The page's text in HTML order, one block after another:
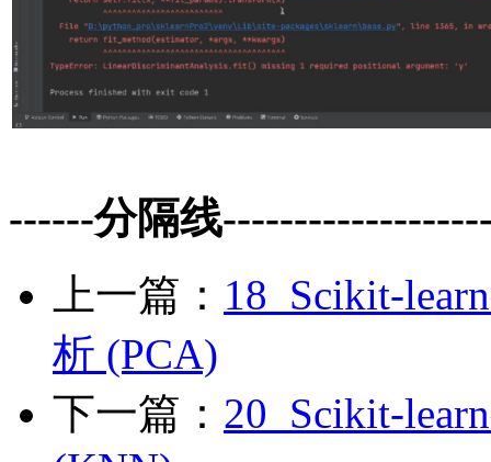
------分隔线
上一篇： 18_Scikit-
析 (PCA)
下一篇： 20_Scikit-